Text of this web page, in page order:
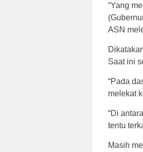
“Yang
ASN
Saat ini
“Pada
melekat
“Di
tentu
Masih